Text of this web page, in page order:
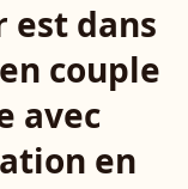
est dans
couple
avec
en